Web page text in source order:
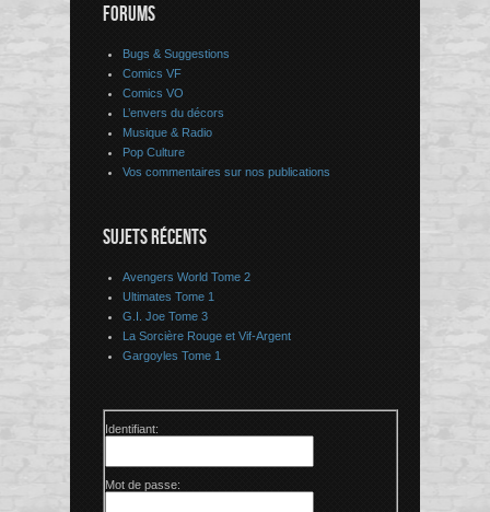
FORUMS
Bugs & Suggestions
Comics VF
Comics VO
L’envers du décors
Musique & Radio
Pop Culture
Vos commentaires sur nos publications
SUJETS RÉCENTS
Avengers World Tome 2
Ultimates Tome 1
G.I. Joe Tome 3
La Sorcière Rouge et Vif-Argent
Gargoyles Tome 1
Identifiant:
Mot de passe: